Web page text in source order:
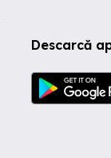
Descarcă